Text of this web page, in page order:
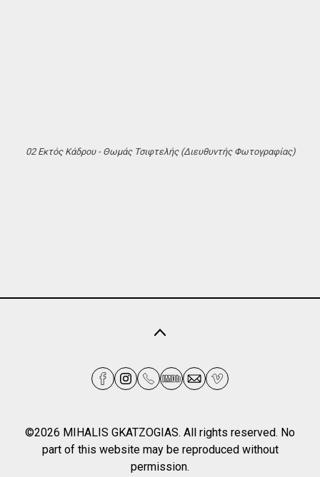
02 Εκτός Κάδρου - Θωμάς Τσιφτελής (Διευθυντής Φωτογραφίας)
©2026 MIHALIS GKATZOGIAS. All rights reserved. No
part of this website may be reproduced without
permission.